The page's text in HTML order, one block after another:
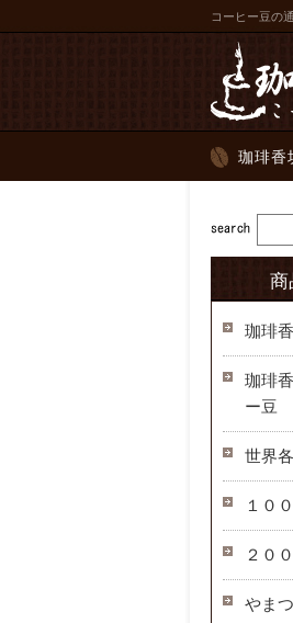
コーヒー豆の
珈琲香
商
珈琲
珈琲
ー豆
世界
１０
２０
やま